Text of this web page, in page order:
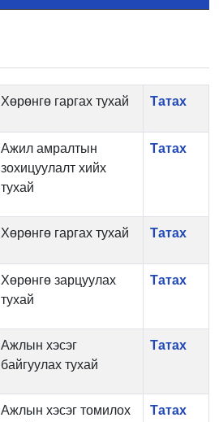
Хөрөнгө гаргах тухай Татах
Ажил амралтын
зохицуулалт хийх
тухай
Татах
Хөрөнгө гаргах тухай Татах
Хөрөнгө зарцуулах
тухай
Татах
Ажлын хэсэг
байгуулах тухай
Татах
Ажлын хэсэг томилох
Татах